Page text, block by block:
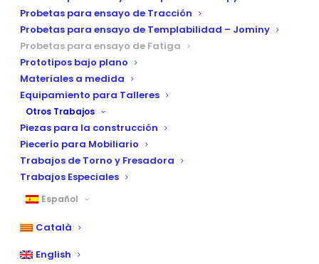
Probetas para ensayo de Tracción
Probetas para ensayo de Templabilidad – Jominy
Probetas para ensayo de Fatiga
Prototipos bajo plano
Materiales a medida
Equipamiento para Talleres
Otros Trabajos
Piezas para la construcción
Piecerío para Mobiliario
Trabajos de Torno y Fresadora
Trabajos Especiales
Español
Català
English
Probetas para ensayo
de Fatiga